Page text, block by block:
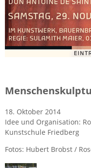
18. Ok­to­ber 2014
Idee und Or­ga­ni­sa­ti­on:
Kunst­schu­le Fried­berg
Fotos: Hu­bert Brobst /